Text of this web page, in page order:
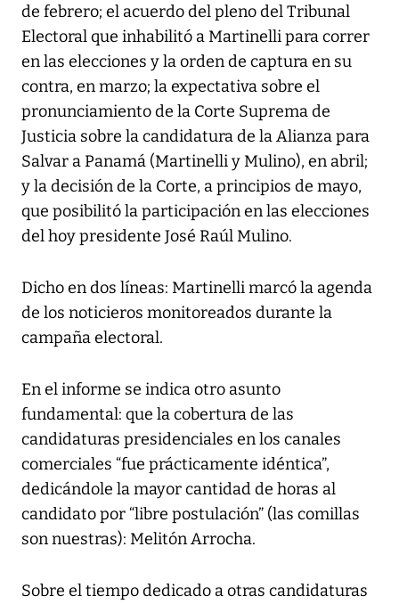
de febrero; el acuerdo del pleno del Tribunal
Electoral que inhabilitó a Martinelli para correr
en las elecciones y la orden de captura en su
contra, en marzo; la expectativa sobre el
pronunciamiento de la Corte Suprema de
Justicia sobre la candidatura de la Alianza para
Salvar a Panamá (Martinelli y Mulino), en abril;
y la decisión de la Corte, a principios de mayo,
que posibilitó la participación en las elecciones
del hoy presidente José Raúl Mulino.
Dicho en dos líneas: Martinelli marcó la agenda
de los noticieros monitoreados durante la
campaña electoral.
En el informe se indica otro asunto
fundamental: que la cobertura de las
candidaturas presidenciales en los canales
comerciales “fue prácticamente idéntica”,
dedicándole la mayor cantidad de horas al
candidato por “libre postulación” (las comillas
son nuestras): Melitón Arrocha.
Sobre el tiempo dedicado a otras candidaturas